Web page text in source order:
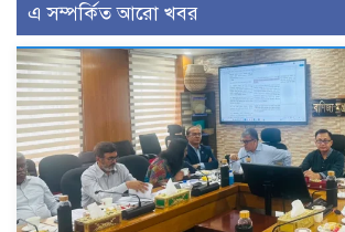
এ সম্পর্কিত আরো খবর